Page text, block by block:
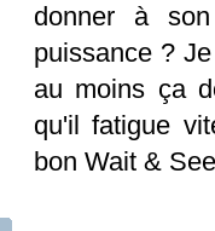
donner à
puissance ?
au moins ça
qu'il fatigue
bon Wait & See